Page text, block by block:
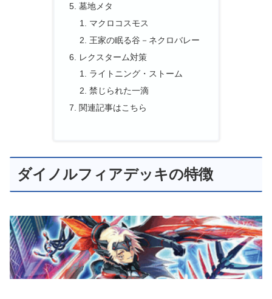
墓地メタ
マクロコスモス
王家の眠る谷－ネクロバレー
レクスターム対策
ライトニング・ストーム
禁じられた一滴
関連記事はこちら
ダイノルフィアデッキの特徴